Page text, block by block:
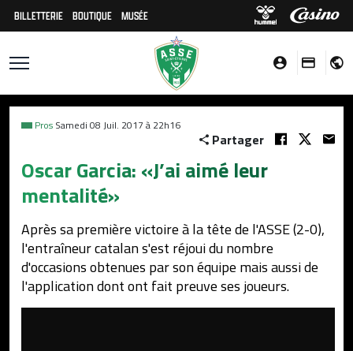
BILLETTERIE BOUTIQUE MUSÉE
Pros Samedi 08 Juil. 2017 à 22h16
Partager
Oscar Garcia: «J’ai aimé leur
mentalité»
Après sa première victoire à la tête de l'ASSE (2-0),
l'entraîneur catalan s'est réjoui du nombre
d'occasions obtenues par son équipe mais aussi de
l'application dont ont fait preuve ses joueurs.